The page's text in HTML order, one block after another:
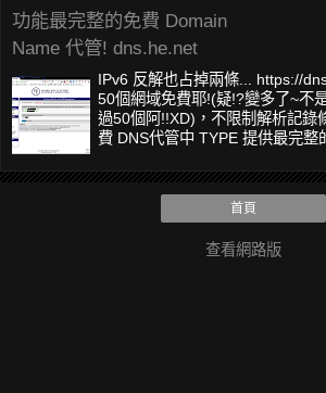
功能最完整的免費 Domain
Name 代管! dns.he.net
IPv6 反解也占掉兩條... https://
50個網域免費耶!(疑!?變多了~不
過50個阿!!XD)，不限制解析記錄
費 DNS代管中 TYPE 提供最完整
首頁
查看網路版